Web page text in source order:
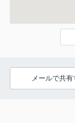
メールで共有